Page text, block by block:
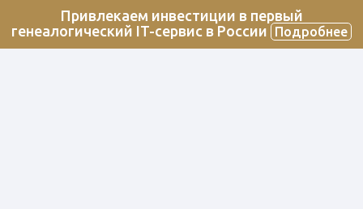
Привлекаем инвестиции в первый
генеалогический IT-сервис в России
Подробнее